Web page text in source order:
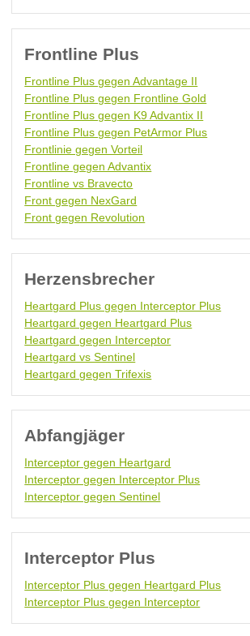
Frontline Plus
Frontline Plus gegen Advantage II
Frontline Plus gegen Frontline Gold
Frontline Plus gegen K9 Advantix II
Frontline Plus gegen PetArmor Plus
Frontlinie gegen Vorteil
Frontline gegen Advantix
Frontline vs Bravecto
Front gegen NexGard
Front gegen Revolution
Herzensbrecher
Heartgard Plus gegen Interceptor Plus
Heartgard gegen Heartgard Plus
Heartgard gegen Interceptor
Heartgard vs Sentinel
Heartgard gegen Trifexis
Abfangjäger
Interceptor gegen Heartgard
Interceptor gegen Interceptor Plus
Interceptor gegen Sentinel
Interceptor Plus
Interceptor Plus gegen Heartgard Plus
Interceptor Plus gegen Interceptor